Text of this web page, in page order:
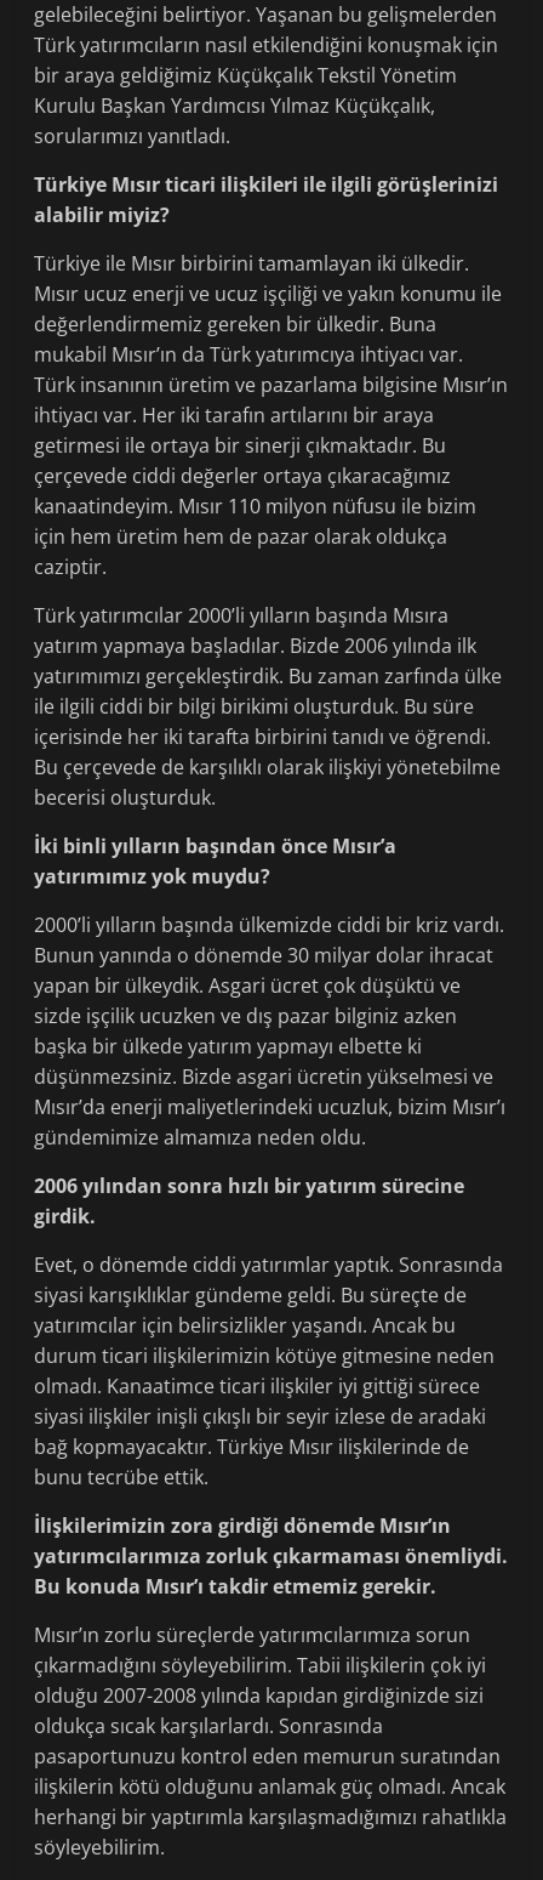
gelebileceğini belirtiyor. Yaşanan bu gelişmelerden
Türk yatırımcıların nasıl etkilendiğini konuşmak için
bir araya geldiğimiz Küçükçalık Tekstil Yönetim
Kurulu Başkan Yardımcısı Yılmaz Küçükçalık,
sorularımızı yanıtladı.
Türkiye Mısır ticari ilişkileri ile ilgili görüşlerinizi
alabilir miyiz?
Türkiye ile Mısır birbirini tamamlayan iki ülkedir.
Mısır ucuz enerji ve ucuz işçiliği ve yakın konumu ile
değerlendirmemiz gereken bir ülkedir. Buna
mukabil Mısır’ın da Türk yatırımcıya ihtiyacı var.
Türk insanının üretim ve pazarlama bilgisine Mısır’ın
ihtiyacı var. Her iki tarafın artılarını bir araya
getirmesi ile ortaya bir sinerji çıkmaktadır. Bu
çerçevede ciddi değerler ortaya çıkaracağımız
kanaatindeyim. Mısır 110 milyon nüfusu ile bizim
için hem üretim hem de pazar olarak oldukça
caziptir.
Türk yatırımcılar 2000’li yılların başında Mısıra
yatırım yapmaya başladılar. Bizde 2006 yılında ilk
yatırımımızı gerçekleştirdik. Bu zaman zarfında ülke
ile ilgili ciddi bir bilgi birikimi oluşturduk. Bu süre
içerisinde her iki tarafta birbirini tanıdı ve öğrendi.
Bu çerçevede de karşılıklı olarak ilişkiyi yönetebilme
becerisi oluşturduk.
İki binli yılların başından önce Mısır’a
yatırımımız yok muydu?
2000’li yılların başında ülkemizde ciddi bir kriz vardı.
Bunun yanında o dönemde 30 milyar dolar ihracat
yapan bir ülkeydik. Asgari ücret çok düşüktü ve
sizde işçilik ucuzken ve dış pazar bilginiz azken
başka bir ülkede yatırım yapmayı elbette ki
düşünmezsiniz. Bizde asgari ücretin yükselmesi ve
Mısır’da enerji maliyetlerindeki ucuzluk, bizim Mısır’ı
gündemimize almamıza neden oldu.
2006 yılından sonra hızlı bir yatırım sürecine
girdik.
Evet, o dönemde ciddi yatırımlar yaptık. Sonrasında
siyasi karışıklıklar gündeme geldi. Bu süreçte de
yatırımcılar için belirsizlikler yaşandı. Ancak bu
durum ticari ilişkilerimizin kötüye gitmesine neden
olmadı. Kanaatimce ticari ilişkiler iyi gittiği sürece
siyasi ilişkiler inişli çıkışlı bir seyir izlese de aradaki
bağ kopmayacaktır. Türkiye Mısır ilişkilerinde de
bunu tecrübe ettik.
İlişkilerimizin zora girdiği dönemde Mısır’ın
yatırımcılarımıza zorluk çıkarmaması önemliydi.
Bu konuda Mısır’ı takdir etmemiz gerekir.
Mısır’ın zorlu süreçlerde yatırımcılarımıza sorun
çıkarmadığını söyleyebilirim. Tabii ilişkilerin çok iyi
olduğu 2007-2008 yılında kapıdan girdiğinizde sizi
oldukça sıcak karşılarlardı. Sonrasında
pasaportunuzu kontrol eden memurun suratından
ilişkilerin kötü olduğunu anlamak güç olmadı. Ancak
herhangi bir yaptırımla karşılaşmadığımızı rahatlıkla
söyleyebilirim.